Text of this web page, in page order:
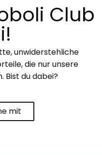
Club
unwiderstehliche
die nur unsere
Bist du dabei?
mit